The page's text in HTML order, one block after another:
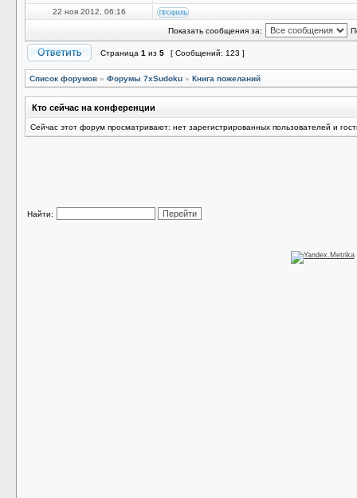
22 ноя 2012, 06:16
Показать сообщения за:
Страница 1 из 5 [ Сообщений: 123 ]
Список форумов » Форумы 7xSudoku » Книга пожеланий
Кто сейчас на конференции
Сейчас этот форум просматривают: нет зарегистрированных пользователей и
Найти: